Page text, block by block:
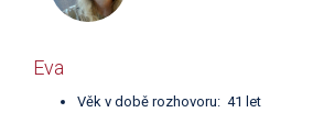
Eva
Věk v době rozhovoru: 41 let